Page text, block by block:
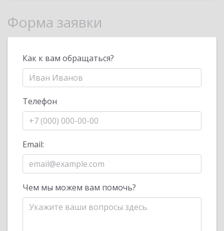
Форма заявки
Как к вам обращаться?
Телефон
Email:
Чем мы можем вам помочь?